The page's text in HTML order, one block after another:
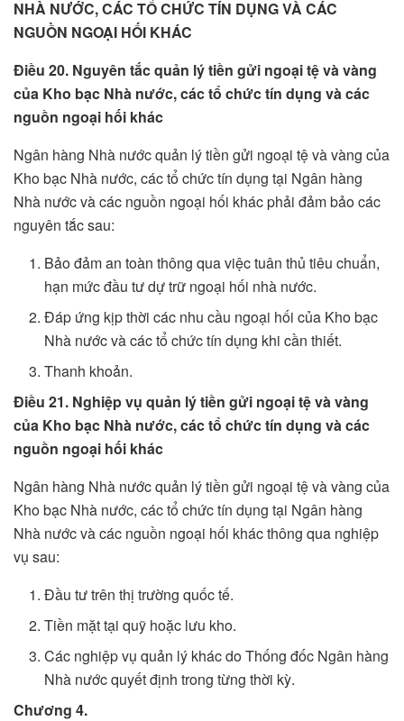
NHÀ NƯỚC, CÁC TỔ CHỨC TÍN DỤNG VÀ CÁC
NGUỒN NGOẠI HỐI KHÁC
Điều 20. Nguyên tắc quản lý tiền gửi ngoại tệ và vàng
của Kho bạc Nhà nước, các tổ chức tín dụng và các
nguồn ngoại hối khác
Ngân hàng Nhà nước quản lý tiền gửi ngoại tệ và vàng của
Kho bạc Nhà nước, các tổ chức tín dụng tại Ngân hàng
Nhà nước và các nguồn ngoại hối khác phải đảm bảo các
nguyên tắc sau:
Bảo đảm an toàn thông qua việc tuân thủ tiêu chuẩn,
hạn mức đầu tư dự trữ ngoại hối nhà nước.
Đáp ứng kịp thời các nhu cầu ngoại hối của Kho bạc
Nhà nước và các tổ chức tín dụng khi cần thiết.
Thanh khoản.
Điều 21. Nghiệp vụ quản lý tiền gửi ngoại tệ và vàng
của Kho bạc Nhà nước, các tổ chức tín dụng và các
nguồn ngoại hối khác
Ngân hàng Nhà nước quản lý tiền gửi ngoại tệ và vàng của
Kho bạc Nhà nước, các tổ chức tín dụng tại Ngân hàng
Nhà nước và các nguồn ngoại hối khác thông qua nghiệp
vụ sau:
Đầu tư trên thị trường quốc tế.
Tiền mặt tại quỹ hoặc lưu kho.
Các nghiệp vụ quản lý khác do Thống đốc Ngân hàng
Nhà nước quyết định trong từng thời kỳ.
Chương 4.